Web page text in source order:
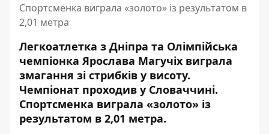
Спортсменка виграла «золото» із результатом в
2,01 метра
Легкоатлетка з Дніпра та Олімпійська
чемпіонка Ярослава Магучіх виграла
змагання зі стрибків у висоту.
Чемпіонат проходив у Словаччині.
Спортсменка виграла «золото» із
результатом в 2,01 метра.